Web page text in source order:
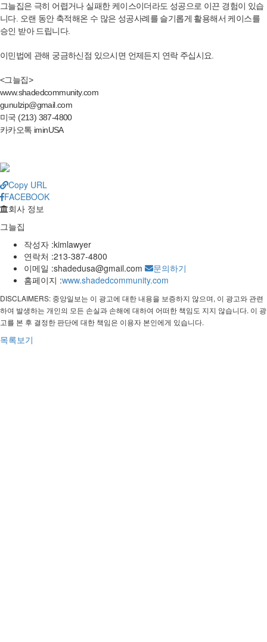
그늘집은 극히 어렵거나 실패한 케이스이더라도 성공으로 이끈 경험이 있습
니다. 오랜 동안 축적해온 수 많은 성공사례를 슬기롭게 활용해서 케이스를
승인 받아 드립니다.
이민법에 관해 궁금하신점 있으시면 언제든지 연락 주십시요.
<그늘집>
www.shadedcommunity.com
gunulzip@gmail.com
미국 (213) 387-4800
카카오톡 iminUSA
Copy URL
FACEBOOK
회사 정보
그늘집
작성자 :kimlawyer
연락처 :213-387-4800
이메일 :shadedusa@gmail.com
문의하기
홈페이지 :www.shadedcommunity.com
DISCLAIMERS: 중앙일보는 이 광고에 대한 내용을 보증하지 않으며, 이 광고와 관련
하여 발생하는 개인의 모든 손실과 손해에 대하여 어떠한 책임도 지지 않습니다. 이 광
고를 본 후 결정한 판단에 대한 책임은 이용자 본인에게 있습니다.
목록보기